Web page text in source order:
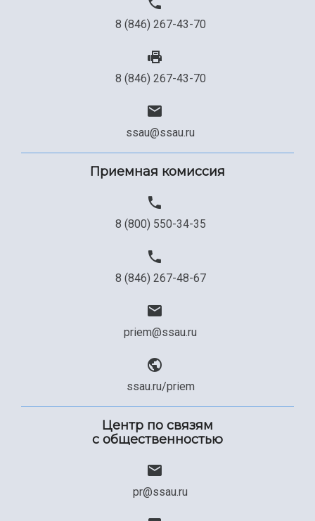
8 (846) 267-43-70
8 (846) 267-43-70
ssau@ssau.ru
Приемная комиссия
8 (800) 550-34-35
8 (846) 267-48-67
priem@ssau.ru
ssau.ru/priem
Центр по связям
с общественностью
pr@ssau.ru